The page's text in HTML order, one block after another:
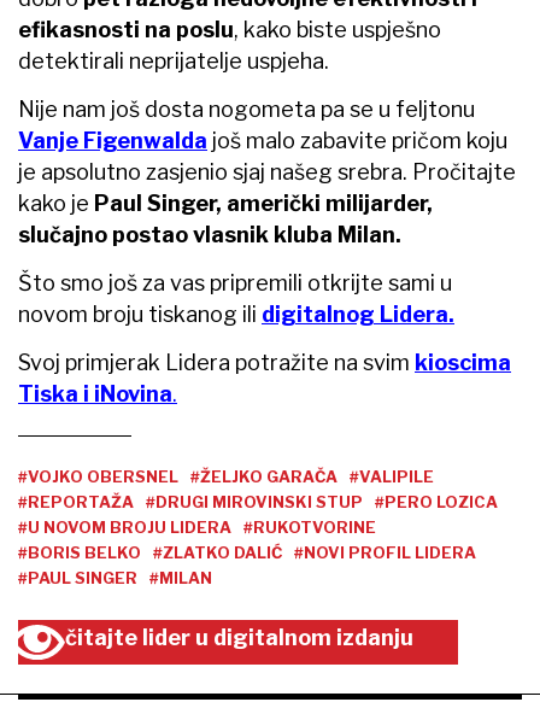
efikasnosti na poslu, kako biste uspješno
detektirali neprijatelje uspjeha.
Nije nam još dosta nogometa pa se u feljtonu
Vanje Figenwalda još malo zabavite pričom koju
je apsolutno zasjenio sjaj našeg srebra. Pročitajte
kako je Paul Singer, američki milijarder,
slučajno postao vlasnik kluba Milan.
Što smo još za vas pripremili otkrijte sami u
novom broju tiskanog ili digitalnog Lidera.
Svoj primjerak Lidera potražite na svim kioscima
Tiska i iNovina.
#VOJKO OBERSNEL #ŽELJKO GARAČA
#VALIPILE
#REPORTAŽA
#DRUGI MIROVINSKI STUP
#PERO LOZICA
#U NOVOM BROJU LIDERA
#RUKOTVORINE
#BORIS BELKO
#ZLATKO DALIĆ
#NOVI PROFIL LIDERA
#PAUL SINGER
#MILAN
čitajte lider u digitalnom izdanju